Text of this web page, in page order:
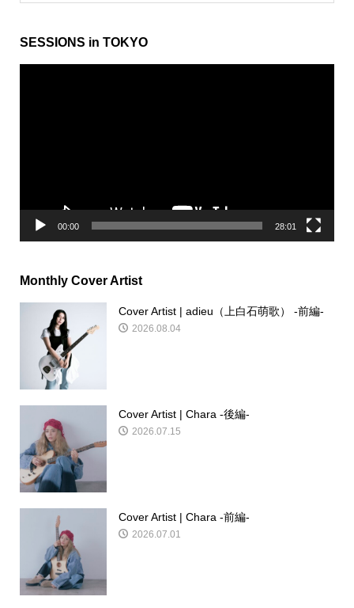
SESSIONS in TOKYO
00:00 28:01
Monthly Cover Artist
Cover Artist | adieu（上白石萌歌） -前編-
2026.08.04
Cover Artist | Chara -後編-
2026.07.15
Cover Artist | Chara -前編-
2026.07.01